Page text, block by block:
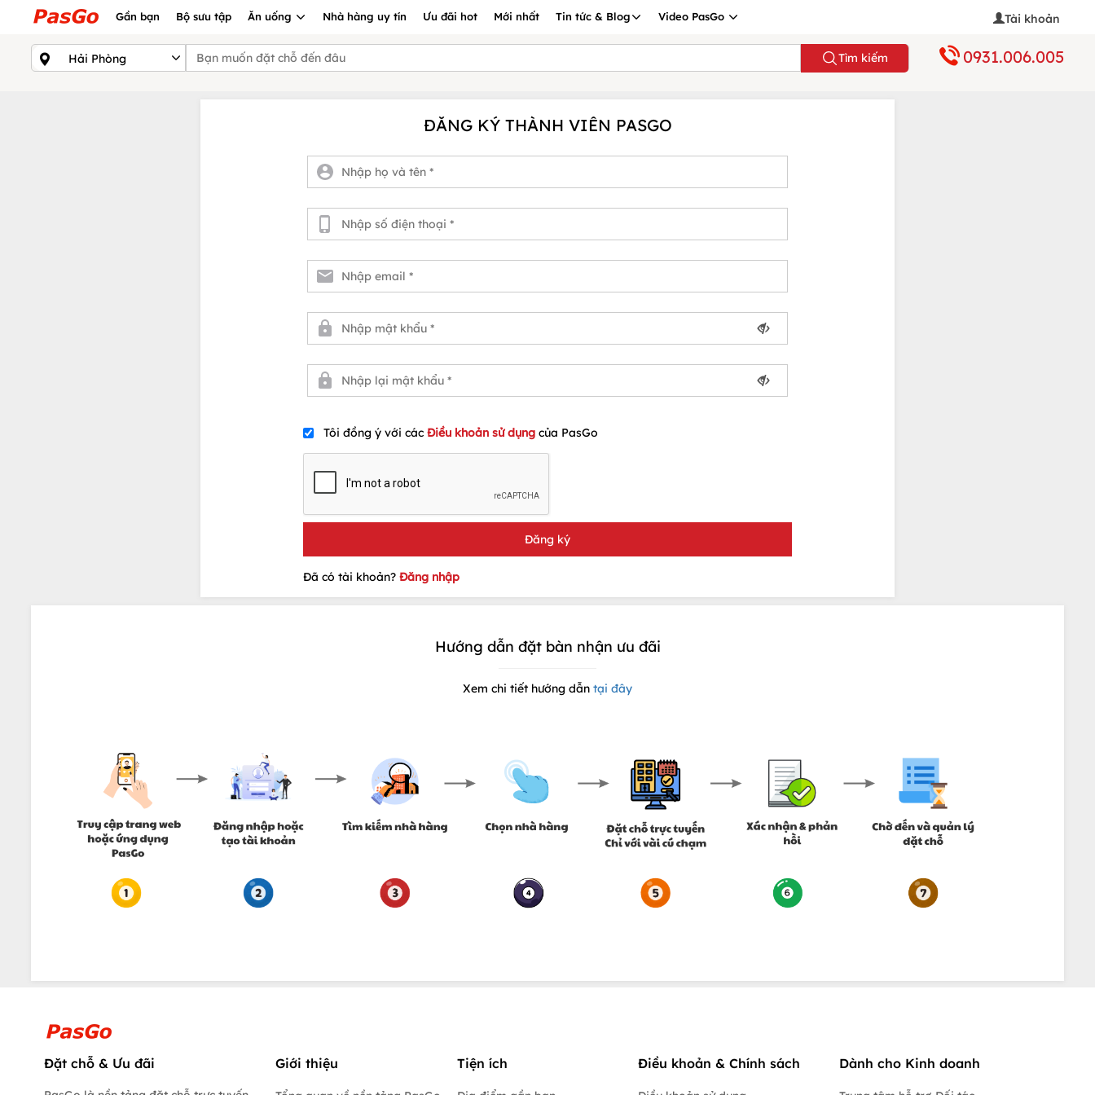
Gần bạn Bộ sưu tập Ăn uống Nhà hàng uy tín Ưu đãi hot Mới nhất Tin tức & Blog Video PasGo Tài khoản
Tìm kiếm 0931.006.005
ĐĂNG KÝ THÀNH VIÊN PASGO
Tôi đồng ý với các Điều khoản sử dụng của PasGo
Đã có tài khoản? Đăng nhập
Hướng dẫn đặt bàn nhận ưu đãi
Xem chi tiết hướng dẫn tại đây
Đặt chỗ & Ưu đãi Giới thiệu Tiện ích Điều khoản & Chính sách Dành cho Kinh doanh